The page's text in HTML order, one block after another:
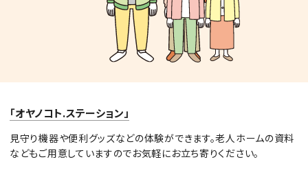
「オヤノコト.ステーション」
見守り機器や便利グッズなどの体験ができます。老人ホームの資料
などもご用意していますのでお気軽にお立ち寄りください。